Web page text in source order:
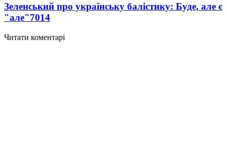
Зеленський про українську балістику: Буде, але є
"але"7014
Читати коментарі